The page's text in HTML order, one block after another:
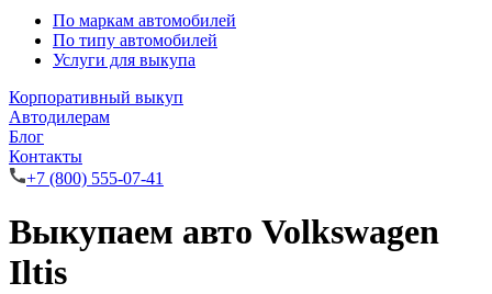
По маркам автомобилей
По типу автомобилей
Услуги для выкупа
Корпоративный выкуп
Автодилерам
Блог
Контакты
+7 (800) 555-07-41
Выкупаем авто Volkswagen
Iltis